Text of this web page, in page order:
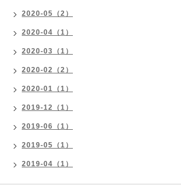
2020-05（2）
2020-04（1）
2020-03（1）
2020-02（2）
2020-01（1）
2019-12（1）
2019-06（1）
2019-05（1）
2019-04（1）